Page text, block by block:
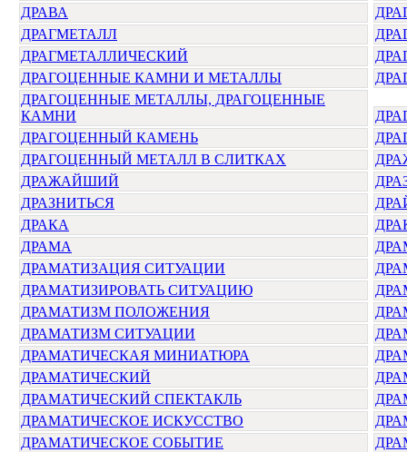
ДРАВА
ДРАГМЕТАЛЛ
ДРАГМЕТАЛЛИЧЕСКИЙ
ДРАГОЦЕННЫЕ КАМНИ И МЕТАЛЛЫ
ДРАГОЦЕННЫЕ МЕТАЛЛЫ, ДРАГОЦЕННЫЕ
КАМНИ
ДРАГОЦЕННЫЙ КАМЕНЬ
ДРАГОЦЕННЫЙ МЕТАЛЛ В СЛИТКАХ
ДРАЖАЙШИЙ
ДРАЗНИТЬСЯ
ДРАКА
ДРАМА
ДРАМАТИЗАЦИЯ СИТУАЦИИ
ДРАМАТИЗИРОВАТЬ СИТУАЦИЮ
ДРАМАТИЗМ ПОЛОЖЕНИЯ
ДРАМАТИЗМ СИТУАЦИИ
ДРАМАТИЧЕСКАЯ МИНИАТЮРА
ДРАМАТИЧЕСКИЙ
ДРАМАТИЧЕСКИЙ СПЕКТАКЛЬ
ДРАМАТИЧЕСКОЕ ИСКУССТВО
ДРАМАТИЧЕСКОЕ СОБЫТИЕ